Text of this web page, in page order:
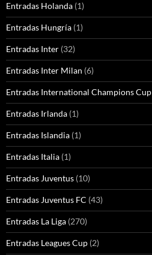
Entradas Holanda (1)
Entradas Hungría (1)
Entradas Inter (32)
Entradas Inter Milan (6)
Entradas International Champions Cup
Entradas Irlanda (1)
Entradas Islandia (1)
Entradas Italia (1)
Entradas Juventus (10)
Entradas Juventus FC (43)
Entradas La Liga (270)
Entradas Leagues Cup (2)